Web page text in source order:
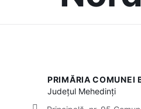
PRIMĂRIA COMUNEI
Județul Mehedinți